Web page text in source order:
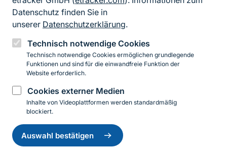
Datenschutz finden Sie in
unserer Datenschutzerklärung.
Technisch notwendige Cookies
Technisch notwendige Cookies ermöglichen grundlegende
Funktionen und sind für die einwandfreie Funktion der
Website erforderlich.
Cookies externer Medien
Inhalte von Videoplattformen werden standardmäßig
blockiert.
Auswahl bestätigen
Einwilligung
zurückziehen
Erklärung zur Barrierefreiheit
Impressum
Datenschutz
InstagramFacebookYouTubeLinkedIn
© 2026 Bundesamt für Naturschutz